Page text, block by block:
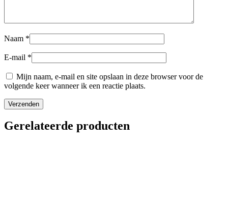
Naam *
E-mail *
Mijn naam, e-mail en site opslaan in deze browser voor de
volgende keer wanneer ik een reactie plaats.
Gerelateerde producten